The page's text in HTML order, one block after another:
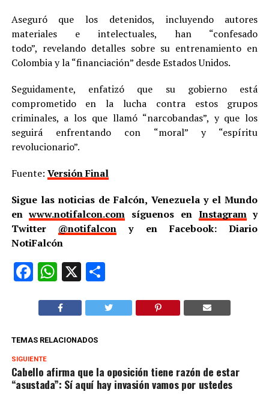
Aseguró que los detenidos, incluyendo autores
materiales e intelectuales, han “confesado
todo”, revelando detalles sobre su entrenamiento en
Colombia y la “financiación” desde Estados Unidos.
Seguidamente, enfatizó que su gobierno está
comprometido en la lucha contra estos grupos
criminales, a los que llamó “narcobandas”, y que los
seguirá enfrentando con “moral” y “espíritu
revolucionario”.
Fuente: Versión Final
Sigue las noticias de Falcón, Venezuela y el Mundo
enwww.notifalcon.com síguenos en Instagramy
Twitter @notifalcon y en Facebook: Diario
NotiFalcón
Facebook
WhatsApp
X Compartir
TEMAS RELACIONADOS
SIGUIENTE
Cabello afirma que la oposición tiene razón de estar
“asustada”: Sí aquí hay invasión vamos por ustedes